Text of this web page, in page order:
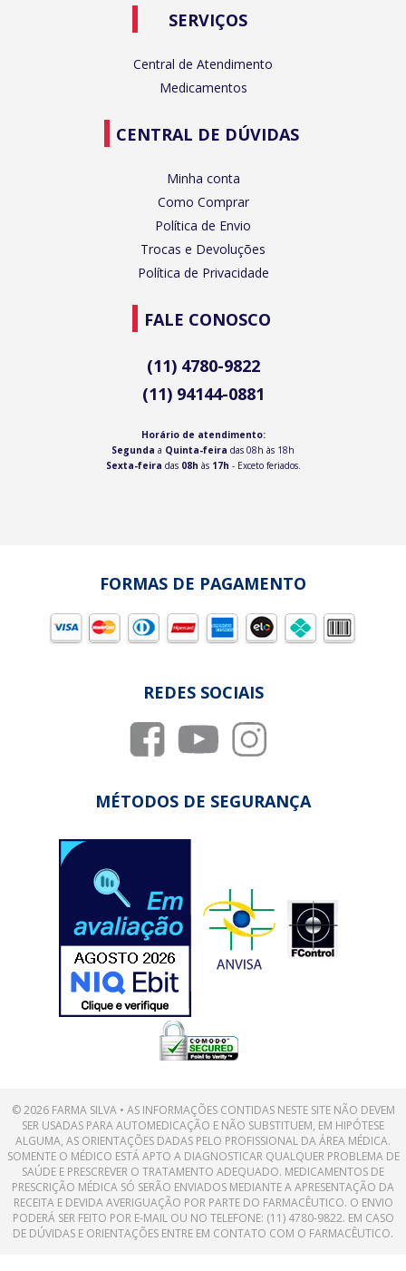
SERVIÇOS
Central de Atendimento
Medicamentos
CENTRAL DE DÚVIDAS
Minha conta
Como Comprar
Política de Envio
Trocas e Devoluções
Política de Privacidade
FALE CONOSCO
(11) 4780-9822
(11) 94144-0881
Horário de atendimento:
Segunda a Quinta-feira das 08h às 18h
Sexta-feira das 08h às 17h - Exceto feriados.
FORMAS DE PAGAMENTO
REDES SOCIAIS
MÉTODOS DE SEGURANÇA
© 2026 FARMA SILVA • AS INFORMAÇÕES CONTIDAS NESTE SITE NÃO DEVEM
SER USADAS PARA AUTOMEDICAÇÃO E NÃO SUBSTITUEM, EM HIPÓTESE
ALGUMA, AS ORIENTAÇÕES DADAS PELO PROFISSIONAL DA ÁREA MÉDICA.
SOMENTE O MÉDICO ESTÁ APTO A DIAGNOSTICAR QUALQUER PROBLEMA DE
SAÚDE E PRESCREVER O TRATAMENTO ADEQUADO. MEDICAMENTOS DE
PRESCRIÇÃO MÉDICA SÓ SERÃO ENVIADOS MEDIANTE A APRESENTAÇÃO DA
RECEITA E DEVIDA AVERIGUAÇÃO POR PARTE DO FARMACÊUTICO. O ENVIO
PODERÁ SER FEITO POR E-MAIL OU NO TELEFONE: (11) 4780-9822. EM CASO
DE DÚVIDAS E ORIENTAÇÕES ENTRE EM CONTATO COM O FARMACÊUTICO.